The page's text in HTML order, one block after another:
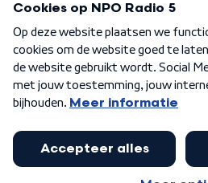
Aanmelden
Algemene voorwaarden